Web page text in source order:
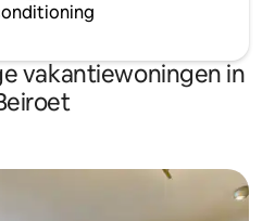
vakantiewoningen in